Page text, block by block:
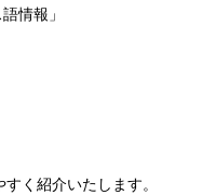
情報」
く紹介いたします。